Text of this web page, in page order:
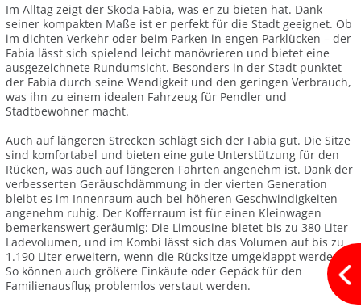
Im Alltag zeigt der Skoda Fabia, was er zu bieten hat. Dank
seiner kompakten Maße ist er perfekt für die Stadt geeignet. Ob
im dichten Verkehr oder beim Parken in engen Parklücken – der
Fabia lässt sich spielend leicht manövrieren und bietet eine
ausgezeichnete Rundumsicht. Besonders in der Stadt punktet
der Fabia durch seine Wendigkeit und den geringen Verbrauch,
was ihn zu einem idealen Fahrzeug für Pendler und
Stadtbewohner macht.
Auch auf längeren Strecken schlägt sich der Fabia gut. Die Sitze
sind komfortabel und bieten eine gute Unterstützung für den
Rücken, was auch auf längeren Fahrten angenehm ist. Dank der
verbesserten Geräuschdämmung in der vierten Generation
bleibt es im Innenraum auch bei höheren Geschwindigkeiten
angenehm ruhig. Der Kofferraum ist für einen Kleinwagen
bemerkenswert geräumig: Die Limousine bietet bis zu 380 Liter
Ladevolumen, und im Kombi lässt sich das Volumen auf bis zu
1.190 Liter erweitern, wenn die Rücksitze umgeklappt werden.
So können auch größere Einkäufe oder Gepäck für den
Familienausflug problemlos verstaut werden.